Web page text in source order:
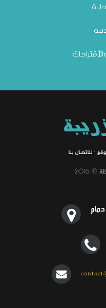
للاتصال بنا ·
2016